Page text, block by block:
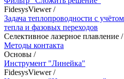
FidesysViewer/
Задача теплопроводности с
тепла и фазовых переходов
Селективное лазерное плавление /
Методы контакта
Основы /
Инструмент "Линейка"
FidesysViewer/